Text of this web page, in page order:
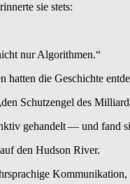
sie stets:
nur Algorithmen.“
die Geschichte
Schutzengel des
gehandelt — und fand
den Hudson River.